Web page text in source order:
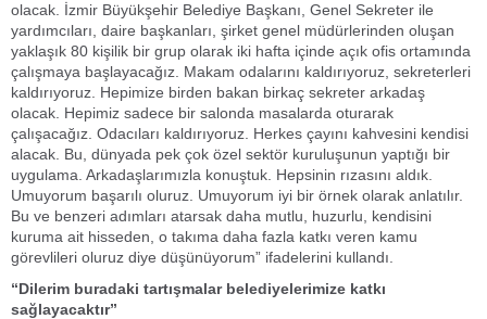
olacak. İzmir Büyükşehir Belediye Başkanı, Genel Sekreter ile
yardımcıları, daire başkanları, şirket genel müdürlerinden oluşan
yaklaşık 80 kişilik bir grup olarak iki hafta içinde açık ofis ortamında
çalışmaya başlayacağız. Makam odalarını kaldırıyoruz, sekreterleri
kaldırıyoruz. Hepimize birden bakan birkaç sekreter arkadaş
olacak. Hepimiz sadece bir salonda masalarda oturarak
çalışacağız. Odacıları kaldırıyoruz. Herkes çayını kahvesini kendisi
alacak. Bu, dünyada pek çok özel sektör kuruluşunun yaptığı bir
uygulama. Arkadaşlarımızla konuştuk. Hepsinin rızasını aldık.
Umuyorum başarılı oluruz. Umuyorum iyi bir örnek olarak anlatılır.
Bu ve benzeri adımları atarsak daha mutlu, huzurlu, kendisini
kuruma ait hisseden, o takıma daha fazla katkı veren kamu
görevlileri oluruz diye düşünüyorum” ifadelerini kullandı.
“Dilerim buradaki tartışmalar belediyelerimize katkı
sağlayacaktır”